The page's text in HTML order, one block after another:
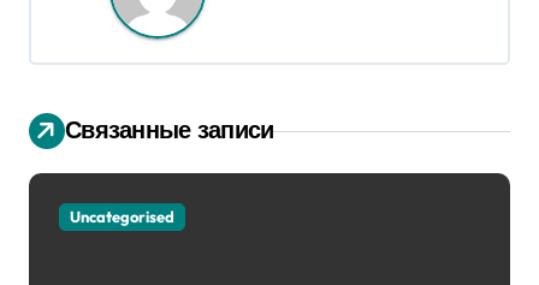
и
я
п
Связанные записи
Uncategorised